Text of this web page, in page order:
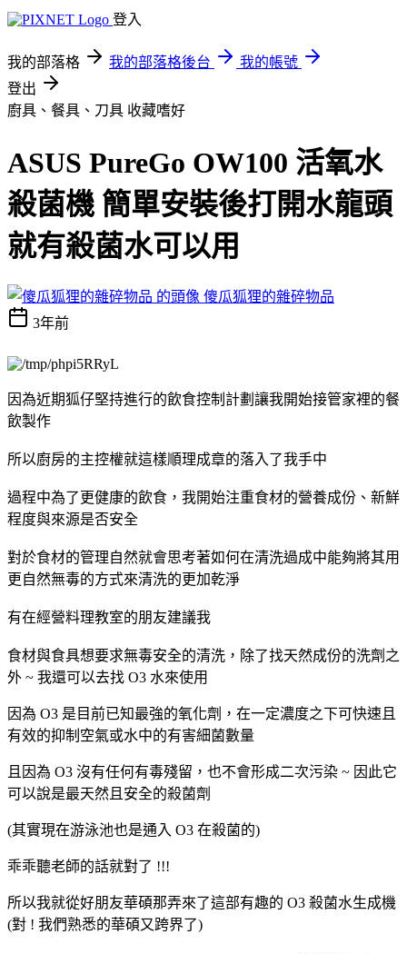
登入
我的部落格 我的部落格後台
我的帳號
登出
廚具、餐具、刀具 收藏嗜好
ASUS PureGo OW100 活氧水
殺菌機 簡單安裝後打開水龍頭
就有殺菌水可以用
傻瓜狐狸的雜碎物品
3年前
因為近期狐仔堅持進行的飲食控制計劃讓我開始接管家裡的餐
飲製作
所以廚房的主控權就這樣順理成章的落入了我手中
過程中為了更健康的飲食，我開始注重食材的營養成份、新鮮
程度與來源是否安全
對於食材的管理自然就會思考著如何在清洗過成中能夠將其用
更自然無毒的方式來清洗的更加乾淨
有在經營料理教室的朋友建議我
食材與食具想要求無毒安全的清洗，除了找天然成份的洗劑之
外 ~ 我還可以去找 O3 水來使用
因為 O3 是目前已知最強的氧化劑，在一定濃度之下可快速且
有效的抑制空氣或水中的有害細菌數量
且因為 O3 沒有任何有毒殘留，也不會形成二次污染 ~ 因此它
可以說是最天然且安全的殺菌劑
(其實現在游泳池也是通入 O3 在殺菌的)
乖乖聽老師的話就對了 !!!
所以我就從好朋友華碩那弄來了這部有趣的 O3 殺菌水生成機
(對 ! 我們熟悉的華碩又跨界了)